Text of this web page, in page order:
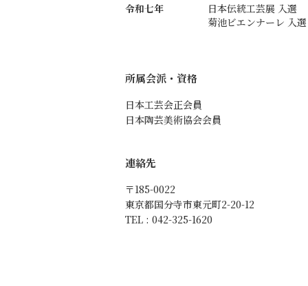
令和七年
日本伝統工芸展 入選
菊池ビエンナーレ 入選
所属会派・資格
日本工芸会正会員
日本陶芸美術協会会員
連絡先
〒185-0022
東京都国分寺市東元町2-20-12
TEL : 042-325-1620